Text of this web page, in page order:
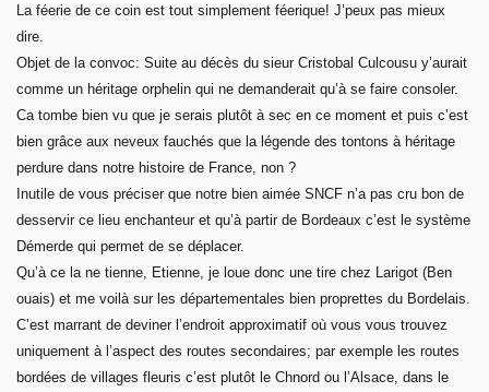
La féerie de ce coin est tout simplement féerique! J’peux pas mieux
dire.
Objet de la convoc: Suite au décès du sieur Cristobal Culcousu y’aurait
comme un héritage orphelin qui ne demanderait qu’à se faire consoler.
Ca tombe bien vu que je serais plutôt à sec en ce moment et puis c’est
bien grâce aux neveux fauchés que la légende des tontons à héritage
perdure dans notre histoire de France, non ?
Inutile de vous préciser que notre bien aimée SNCF n’a pas cru bon de
desservir ce lieu enchanteur et qu’à partir de Bordeaux c’est le système
Démerde qui permet de se déplacer.
Qu’à ce la ne tienne, Etienne, je loue donc une tire chez Larigot (Ben
ouais) et me voilà sur les départementales bien proprettes du Bordelais.
C’est marrant de deviner l’endroit approximatif où vous vous trouvez
uniquement à l’aspect des routes secondaires; par exemple les routes
bordées de villages fleuris c’est plutôt le Chnord ou l’Alsace, dans le